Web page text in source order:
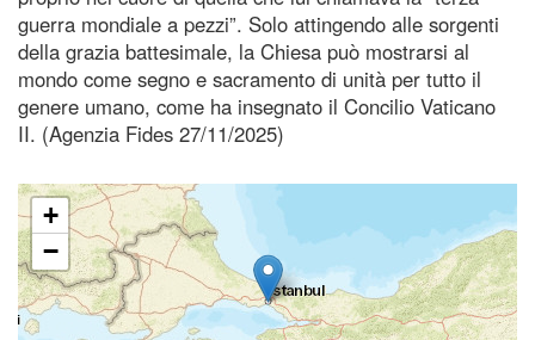
guerra mondiale a pezzi”. Solo attingendo alle sorgenti
della grazia battesimale, la Chiesa può mostrarsi al
mondo come segno e sacramento di unità per tutto il
genere umano, come ha insegnato il Concilio Vaticano
II. (Agenzia Fides 27/11/2025)
+
−